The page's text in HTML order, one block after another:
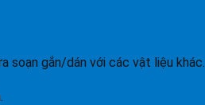
soạn gắn/dán với các vật liệu khác.